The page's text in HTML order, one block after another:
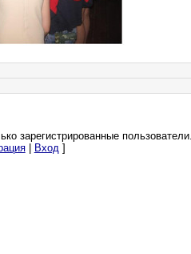
зарегистрированные
| Вход]